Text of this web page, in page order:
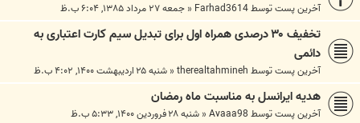
آخرین پست توسطFarhad3614
« جمعه ۲۷ مرداد ۱۳۸۵, ۶:۰۴ ب.ظ
تخفیف ۳۰ درصدی همراه اول برای تبدیل سیم کارت اعتباری به
دائمی
آخرین پست توسطtherealtahmineh
« شنبه ۲۵ اردیبهشت ۱۴۰۰, ۴:۰۲ ب.ظ
هدیه ایرانسل به مناسبت ماه رمضان
آخرین پست توسطAvaaa98
« شنبه ۲۸ فروردین ۱۴۰۰, ۵:۳۳ ب.ظ